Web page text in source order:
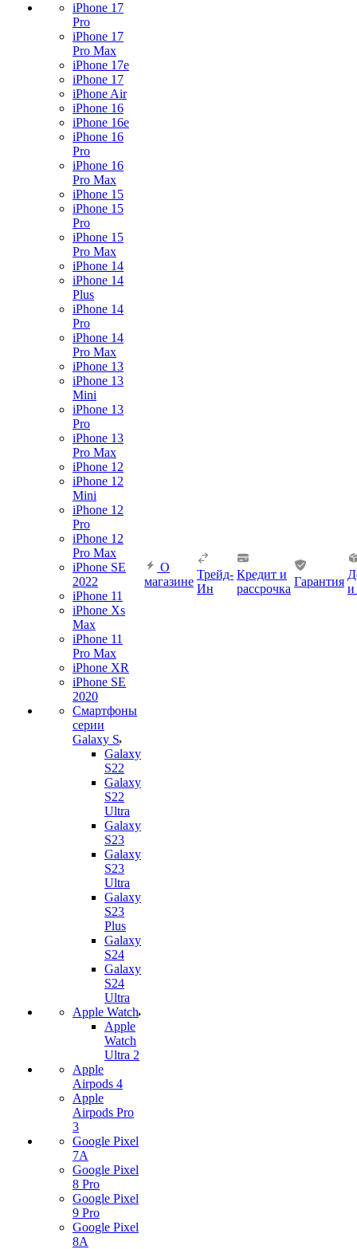
iPhone 17
Pro
iPhone 17
Pro Max
iPhone 17e
iPhone 17
iPhone Air
iPhone 16
iPhone 16e
iPhone 16
Pro
iPhone 16
Pro Max
iPhone 15
iPhone 15
Pro
iPhone 15
Pro Max
iPhone 14
iPhone 14
Plus
iPhone 14
Pro
iPhone 14
Pro Max
iPhone 13
iPhone 13
Mini
iPhone 13
Pro
iPhone 13
Pro Max
iPhone 12
iPhone 12
Mini
iPhone 12
Pro
iPhone 12
Pro Max
iPhone SE
2022
iPhone 11
iPhone Xs
Max
iPhone 11
Pro Max
iPhone XR
iPhone SE
2020
Смартфоны
серии
Galaxy S
Galaxy
S22
Galaxy
S22
Ultra
Galaxy
S23
Galaxy
S23
Ultra
Galaxy
S23
Plus
Galaxy
S24
Galaxy
S24
Ultra
Apple Watch
Apple
Watch
Ultra 2
Apple
Airpods 4
Apple
Airpods Pro
3
Google Pixel
7А
Google Pixel
8 Pro
Google Pixel
9 Pro
Google Pixel
8A
О
магазине
Трейд-
Ин
Кредит и
рассрочка
Гарантия
и